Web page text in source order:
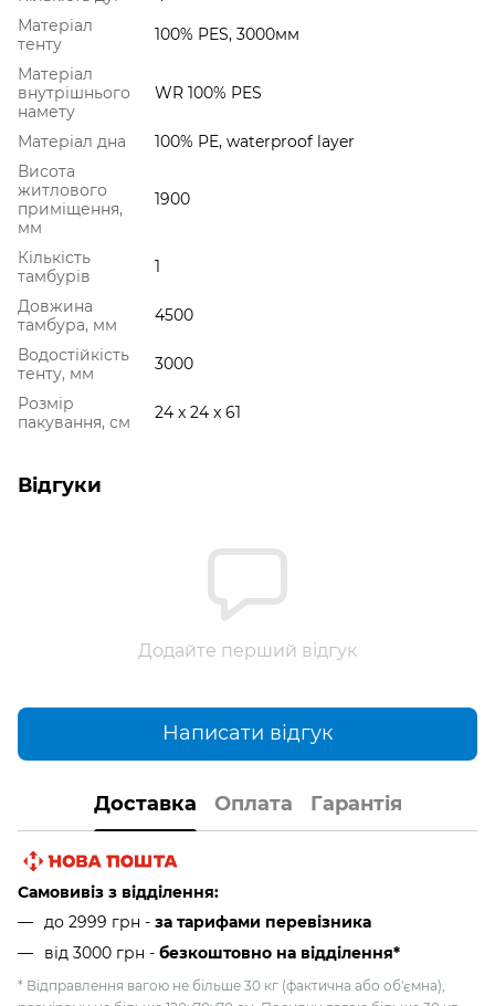
Матеріал
тенту
100% PES, 3000мм
Матеріал
внутрішнього
намету
WR 100% PES
Матеріал дна
100% PE, waterproof layer
Висота
житлового
приміщення,
мм
1900
Кількість
тамбурів
1
Довжина
тамбура, мм
4500
Водостійкість
тенту, мм
3000
Розмір
пакування, см
24 x 24 x 61
Відгуки
Додайте перший відгук
Написати відгук
Доставка Оплата Гарантія
Самовивіз з відділення:
до 2999 грн - за тарифами перевізника
від 3000 грн - безкоштовно на відділення*
* Відправлення вагою не більше 30 кг (фактична або об'ємна),